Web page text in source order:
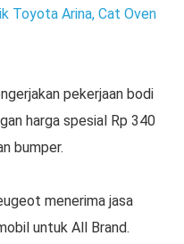
Toyota Arina, Cat Oven
pekerjaan bodi
harga spesial Rp 340
bumper.
menerima jasa
untuk All Brand.